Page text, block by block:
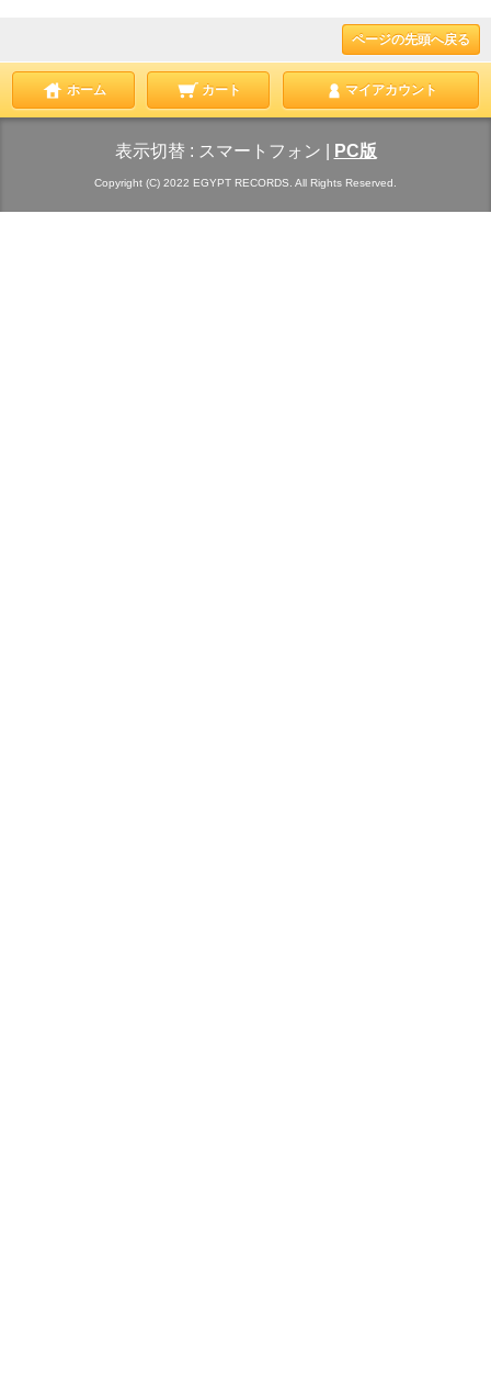
ページの先頭へ戻る
ホーム カート マイアカウント
表示切替 : スマートフォン PC版
Copyright (C) 2022 EGYPT RECORDS. All Rights Reserved.